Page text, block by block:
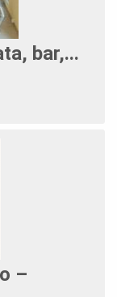
bar,...
–